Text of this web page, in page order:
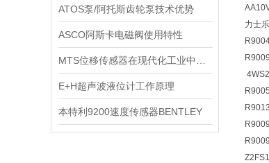
ATOS泵/阿托斯齿轮泵技术优势
ASCO阿斯卡电磁阀使用特性
E+H超声波液位计工作原理
本特利9200速度传感器BENTLEY
力士